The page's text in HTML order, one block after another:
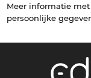
Meer informatie
persoonlijke